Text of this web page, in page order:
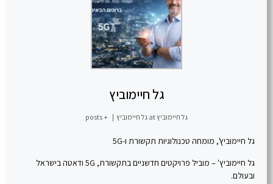
גל חיימוביץ
גל חיימוביץat גל חיימוביץ |
+ posts
גל חיימוביץ', מומחה טכנולוגיות תקשורת ו-5G
גל חיימוביץ' – מוביל פרויקטים חדשניים בתקשורת, 5G ודאטה בישראל
ובעולם.